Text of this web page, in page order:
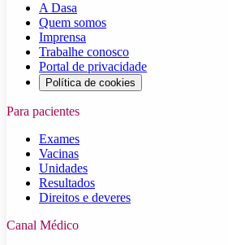
A Dasa
Quem somos
Imprensa
Trabalhe conosco
Portal de privacidade
Política de cookies
Para pacientes
Exames
Vacinas
Unidades
Resultados
Direitos e deveres
Canal Médico